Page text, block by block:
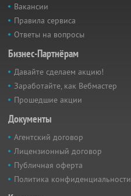
Вакансии
Правила сервиса
Ответы на вопросы
Бизнес-Партнёрам
Давайте сделаем акцию!
Заработайте, как Вебмастер
Прошедшие акции
Документы
Агентский договор
Лицензионный договор
Публичная оферта
Политика конфиденциальности